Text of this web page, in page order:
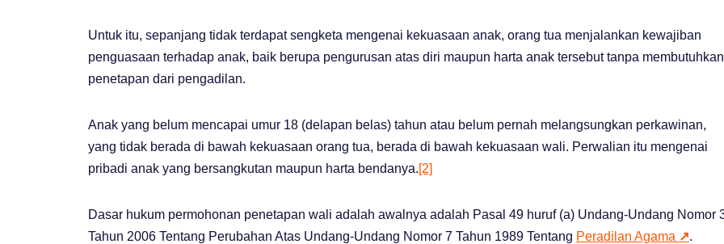
Untuk itu, sepanjang tidak terdapat sengketa mengenai kekuasaan anak, orang tua menjalankan kewajiban
penguasaan terhadap anak, baik berupa pengurusan atas diri maupun harta anak tersebut tanpa membutuhkan
penetapan dari pengadilan.
Anak yang belum mencapai umur 18 (delapan belas) tahun atau belum pernah melangsungkan perkawinan,
yang tidak berada di bawah kekuasaan orang tua, berada di bawah kekuasaan wali. Perwalian itu mengenai
pribadi anak yang bersangkutan maupun harta bendanya.[2]
Dasar hukum permohonan penetapan wali adalah awalnya adalah Pasal 49 huruf (a) Undang-Undang Nomor
Tahun 2006 Tentang Perubahan Atas Undang-Undang Nomor 7 Tahun 1989 Tentang Peradilan Agama ↗.